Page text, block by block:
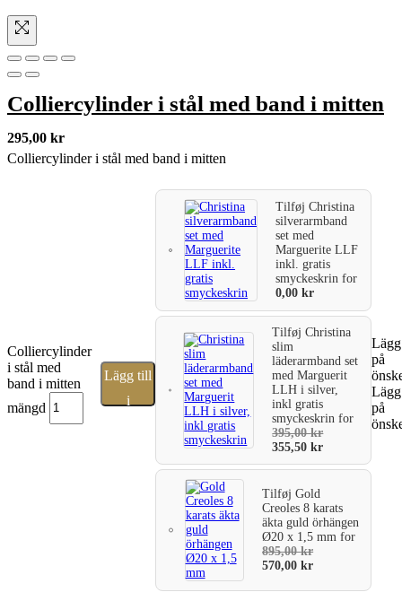
Colliercylinder i stål med band i mitten
295,00 kr
Colliercylinder i stål med band i mitten
Colliercylinder
i stål med
band i mitten
mängd
Lägg till
i
TilføjChristina
silverarmband
set med
Marguerite LLF
inkl. gratis
smyckeskrinfor
0,00kr
TilføjChristina
slim
läderarmband set
med Marguerit
LLH i silver,
inkl gratis
smyckeskrinfor
395,00kr
355,50kr
TilføjGold
Creoles 8 karats
äkta guld örhängen
Ø20 x 1,5 mmfor
895,00kr
570,00kr
på
på